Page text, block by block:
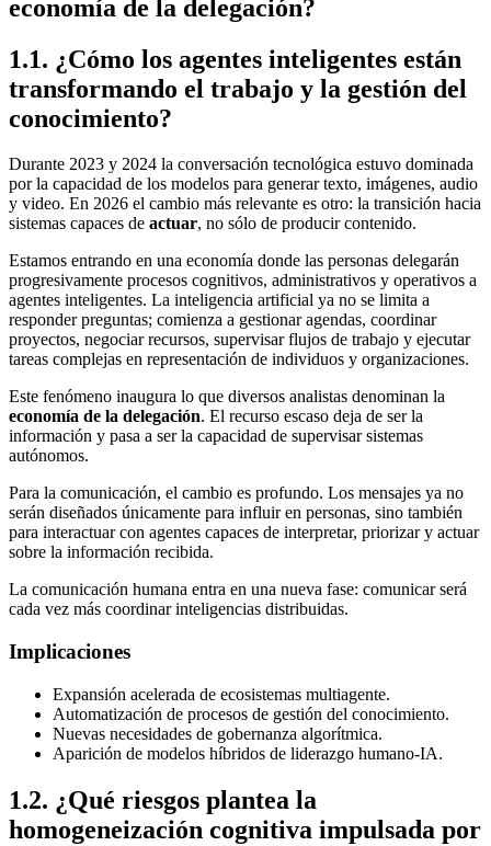
economía de la delegación?
1.1. ¿Cómo los agentes inteligentes están
transformando el trabajo y la gestión del
conocimiento?
Durante 2023 y 2024 la conversación tecnológica estuvo dominada
por la capacidad de los modelos para generar texto, imágenes, audio
y video. En 2026 el cambio más relevante es otro: la transición hacia
sistemas capaces de actuar, no sólo de producir contenido.
Estamos entrando en una economía donde las personas delegarán
progresivamente procesos cognitivos, administrativos y operativos a
agentes inteligentes. La inteligencia artificial ya no se limita a
responder preguntas; comienza a gestionar agendas, coordinar
proyectos, negociar recursos, supervisar flujos de trabajo y ejecutar
tareas complejas en representación de individuos y organizaciones.
Este fenómeno inaugura lo que diversos analistas denominan la
economía de la delegación. El recurso escaso deja de ser la
información y pasa a ser la capacidad de supervisar sistemas
autónomos.
Para la comunicación, el cambio es profundo. Los mensajes ya no
serán diseñados únicamente para influir en personas, sino también
para interactuar con agentes capaces de interpretar, priorizar y actuar
sobre la información recibida.
La comunicación humana entra en una nueva fase: comunicar será
cada vez más coordinar inteligencias distribuidas.
Implicaciones
Expansión acelerada de ecosistemas multiagente.
Automatización de procesos de gestión del conocimiento.
Nuevas necesidades de gobernanza algorítmica.
Aparición de modelos híbridos de liderazgo humano-IA.
1.2. ¿Qué riesgos plantea la
homogeneización cognitiva impulsada por